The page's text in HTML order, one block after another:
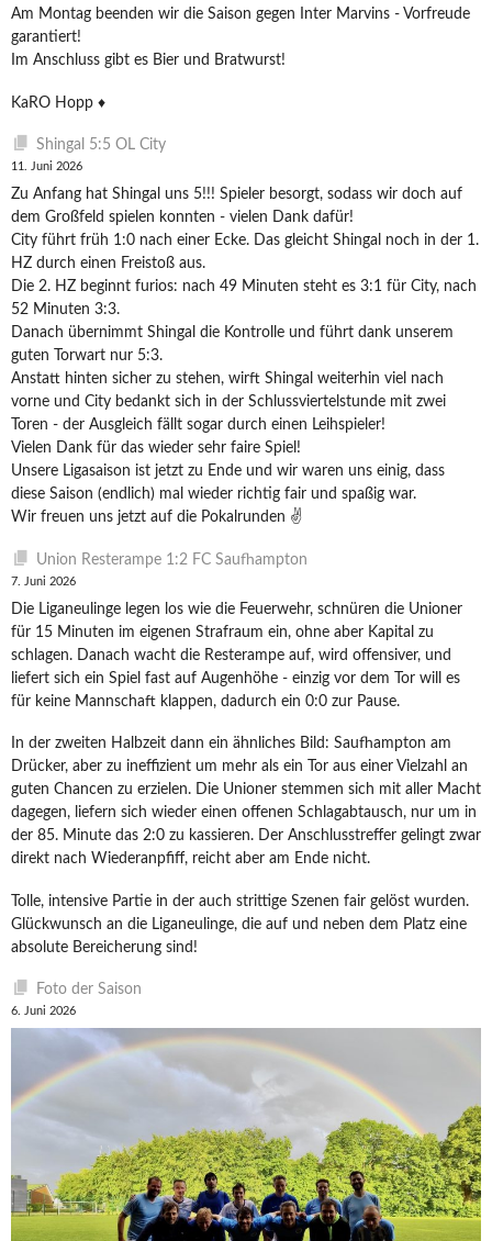
Am Montag beenden wir die Saison gegen Inter Marvins - Vorfreude
garantiert!
Im Anschluss gibt es Bier und Bratwurst!
KaRO Hopp ♦️
Shingal 5:5 OL City
11. Juni 2026
Zu Anfang hat Shingal uns 5!!! Spieler besorgt, sodass wir doch auf
dem Großfeld spielen konnten - vielen Dank dafür!
City führt früh 1:0 nach einer Ecke. Das gleicht Shingal noch in der 1.
HZ durch einen Freistoß aus.
Die 2. HZ beginnt furios: nach 49 Minuten steht es 3:1 für City, nach
52 Minuten 3:3.
Danach übernimmt Shingal die Kontrolle und führt dank unserem
guten Torwart nur 5:3.
Anstatt hinten sicher zu stehen, wirft Shingal weiterhin viel nach
vorne und City bedankt sich in der Schlussviertelstunde mit zwei
Toren - der Ausgleich fällt sogar durch einen Leihspieler!
Vielen Dank für das wieder sehr faire Spiel!
Unsere Ligasaison ist jetzt zu Ende und wir waren uns einig, dass
diese Saison (endlich) mal wieder richtig fair und spaßig war.
Wir freuen uns jetzt auf die Pokalrunden ✌️
Union Resterampe 1:2 FC Saufhampton
7. Juni 2026
Die Liganeulinge legen los wie die Feuerwehr, schnüren die Unioner
für 15 Minuten im eigenen Strafraum ein, ohne aber Kapital zu
schlagen. Danach wacht die Resterampe auf, wird offensiver, und
liefert sich ein Spiel fast auf Augenhöhe - einzig vor dem Tor will es
für keine Mannschaft klappen, dadurch ein 0:0 zur Pause.
In der zweiten Halbzeit dann ein ähnliches Bild: Saufhampton am
Drücker, aber zu ineffizient um mehr als ein Tor aus einer Vielzahl an
guten Chancen zu erzielen. Die Unioner stemmen sich mit aller Macht
dagegen, liefern sich wieder einen offenen Schlagabtausch, nur um in
der 85. Minute das 2:0 zu kassieren. Der Anschlusstreffer gelingt zwar
direkt nach Wiederanpfiff, reicht aber am Ende nicht.
Tolle, intensive Partie in der auch strittige Szenen fair gelöst wurden.
Glückwunsch an die Liganeulinge, die auf und neben dem Platz eine
absolute Bereicherung sind!
Foto der Saison
6. Juni 2026